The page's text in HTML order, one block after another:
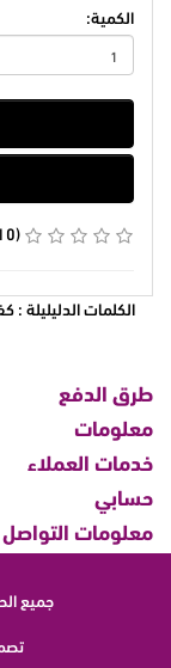
الكمية:
(0 التقييمات)
الكلمات الدليليلة :
طرق الدفع
معلومات
خدمات العملاء
حسابي
معلومات التواصل
جميع